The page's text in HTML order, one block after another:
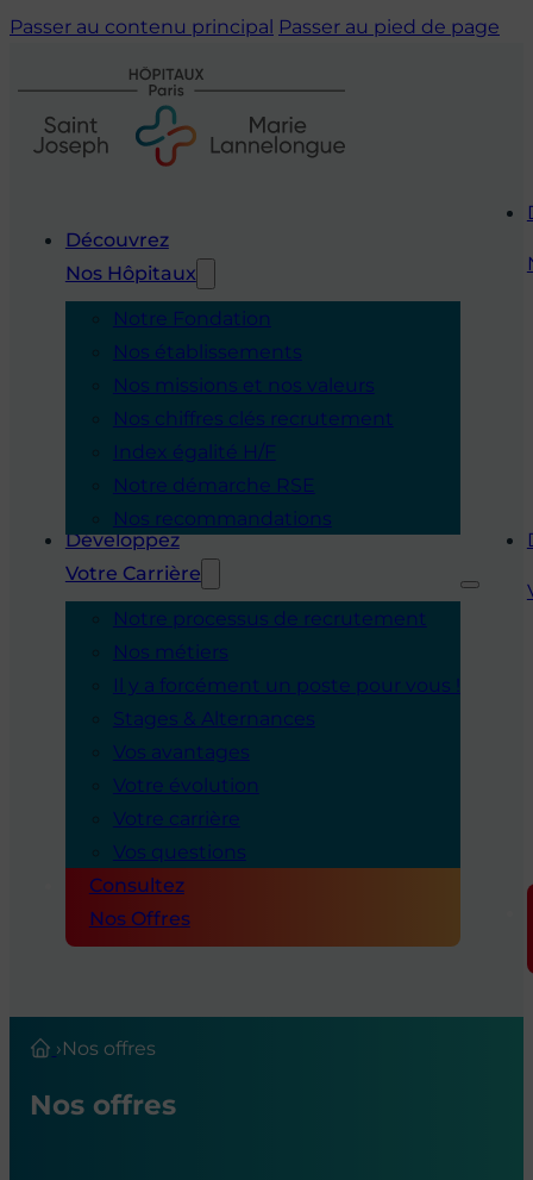
Passer au contenu principal Passer au pied de page
Découvrez
Nos Hôpitaux
Notre Fondation
Nos établissements
Nos missions et nos valeurs
Nos chiffres clés recrutement
Index égalité H/F
Notre démarche RSE
Nos recommandations
Développez
Votre Carrière
Notre processus de recrutement
Nos métiers
Il y a forcément un poste pour vous !
Stages & Alternances
Vos avantages
Votre évolution
Votre carrière
Vos questions
Consultez
Nos Offres
›Nos offres
Nos offres